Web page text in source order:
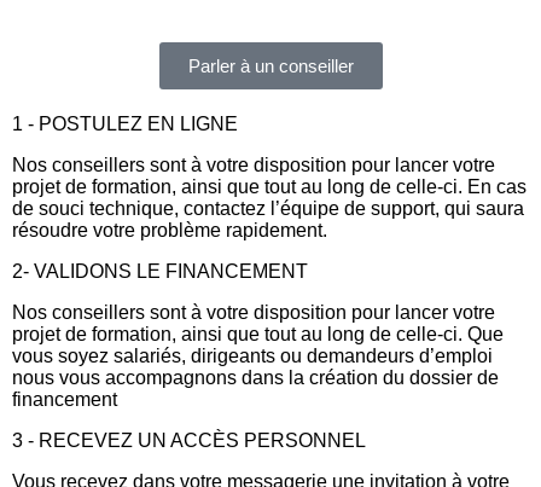
Parler à un conseiller
1 - POSTULEZ EN LIGNE
Nos conseillers sont à votre disposition pour lancer votre
projet de formation, ainsi que tout au long de celle-ci. En cas
de souci technique, contactez l’équipe de support, qui saura
résoudre votre problème rapidement.
2- VALIDONS LE FINANCEMENT
Nos conseillers sont à votre disposition pour lancer votre
projet de formation, ainsi que tout au long de celle-ci. Que
vous soyez salariés, dirigeants ou demandeurs d’emploi
nous vous accompagnons dans la création du dossier de
financement
3 - RECEVEZ UN ACCÈS PERSONNEL
Vous recevez dans votre messagerie une invitation à votre